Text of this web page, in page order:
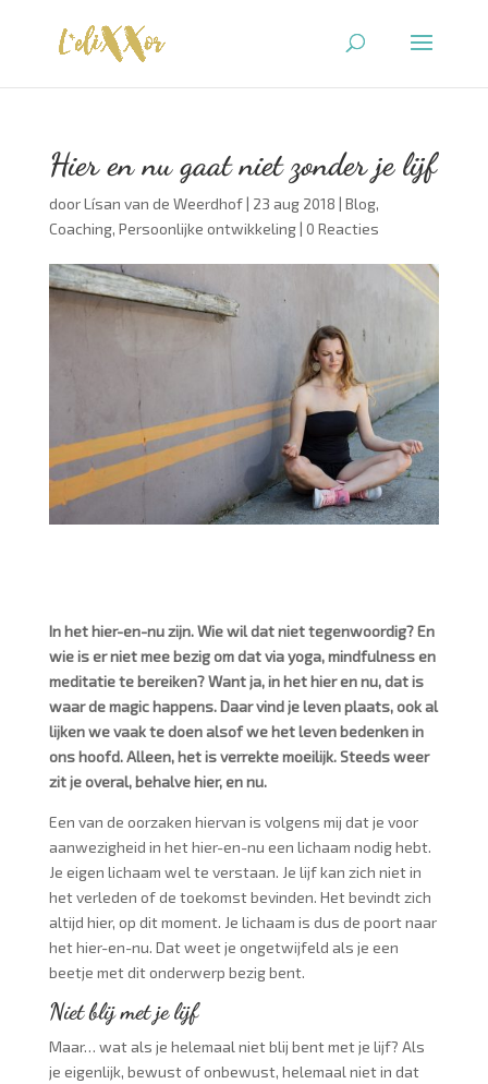
Hier en nu gaat niet zonder je lijf
doorLísan van de Weerdhof| 23 aug 2018 | Blog,
Coaching, Persoonlijke ontwikkeling| 0 Reacties
In het hier-en-nu zijn. Wie wil dat niet tegenwoordig? En
wie is er niet mee bezig om dat via yoga, mindfulness en
meditatie te bereiken? Want ja, in het hier en nu, dat is
waar de magic happens. Daar vind je leven plaats, ook al
lijken we vaak te doen alsof we het leven bedenken in
ons hoofd. Alleen, het is verrekte moeilijk. Steeds weer
zit je overal, behalve hier, en nu.
Een van de oorzaken hiervan is volgens mij dat je voor
aanwezigheid in het hier-en-nu een lichaam nodig hebt.
Je eigen lichaam wel te verstaan. Je lijf kan zich niet in
het verleden of de toekomst bevinden. Het bevindt zich
altijd hier, op dit moment. Je lichaam is dus de poort naar
het hier-en-nu. Dat weet je ongetwijfeld als je een
beetje met dit onderwerp bezig bent.
Niet blij met je lijf
Maar… wat als je helemaal niet blij bent met je lijf? Als
je eigenlijk, bewust of onbewust, helemaal niet in dat